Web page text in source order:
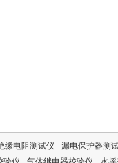
缘电阻测试仪 漏电保护器测